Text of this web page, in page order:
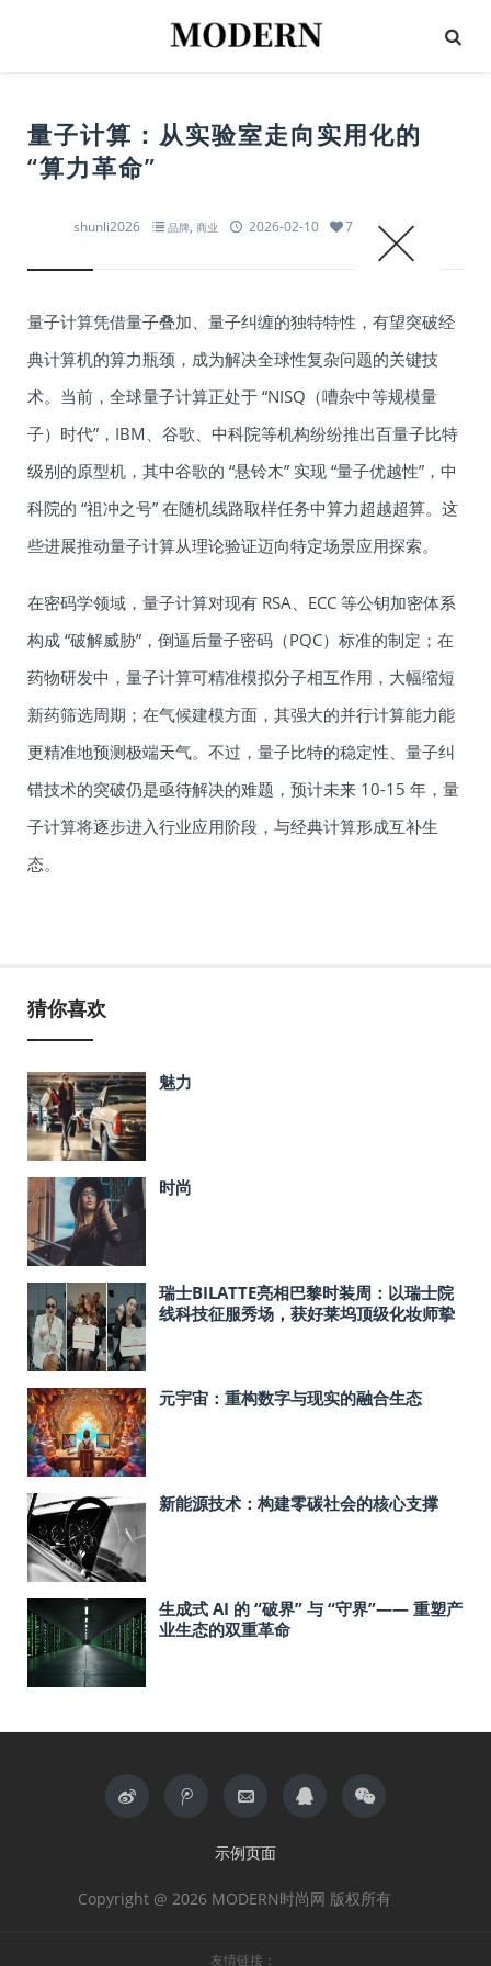
量子计算：从实验室走向实用化的
“算力革命”
shunli2026 品牌, 商业 2026-02-10 717
量子计算凭借量子叠加、量子纠缠的独特特性，有望突破经
典计算机的算力瓶颈，成为解决全球性复杂问题的关键技
术。当前，全球量子计算正处于 “NISQ（嘈杂中等规模量
子）时代”，IBM、谷歌、中科院等机构纷纷推出百量子比特
级别的原型机，其中谷歌的 “悬铃木” 实现 “量子优越性”，中
科院的 “祖冲之号” 在随机线路取样任务中算力超越超算。这
些进展推动量子计算从理论验证迈向特定场景应用探索。​
在密码学领域，量子计算对现有 RSA、ECC 等公钥加密体系
构成 “破解威胁”，倒逼后量子密码（PQC）标准的制定；在
药物研发中，量子计算可精准模拟分子相互作用，大幅缩短
新药筛选周期；在气候建模方面，其强大的并行计算能力能
更精准地预测极端天气。不过，量子比特的稳定性、量子纠
错技术的突破仍是亟待解决的难题，预计未来 10-15 年，量
子计算将逐步进入行业应用阶段，与经典计算形成互补生
态。
猜你喜欢
魅力
时尚
瑞士BILATTE亮相巴黎时装周：以瑞士院
线科技征服秀场，获好莱坞顶级化妆师挚
元宇宙：重构数字与现实的融合生态
新能源技术：构建零碳社会的核心支撑
生成式 AI 的 “破界” 与 “守界”—— 重塑产
业生态的双重革命
示例页面
Copyright @ 2026 MODERN时尚网 版权所有
友情链接：